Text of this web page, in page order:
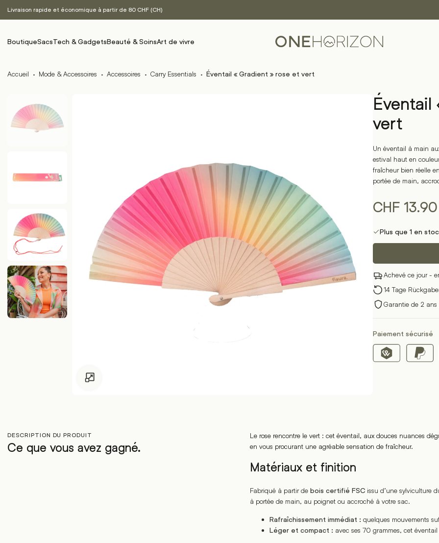
Livraison rapide et économique à partir de 80 CHF (CH)
BoutiqueSacsTech & GadgetsBeauté & SoinsArt de vivre
Accueil · Mode & Accessoires · Accessoires · Carry Essentials · Éventail « Gradient » rose et vert
Éventail
vert
Un éventail à main
estival haut en
fraîcheur bien réelle
portée de main,
CHF13.90
Plus que 1 en
Achevé ce jour -
14 Tage
Garantie de 2 ans
Paiement sécurisé
DESCRIPTION DU PRODUIT
Ce que vous avez gagné.
Le rose rencontre le vert : cet éventail, aux douces nuances
en vous procurant une agréable sensation de fraîcheur.
Matériaux et finition
Fabriqué à partir de bois certifié FSCissu d’une sylviculture
à portée de main, au poignet ou accroché à votre sac.
Rafraîchissement immédiat : quelques mouvements
Léger et compact : avec ses 70 grammes, cet